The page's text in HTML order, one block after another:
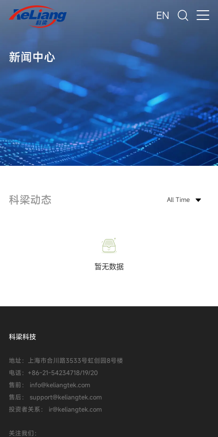
EN
新闻中心
科梁动态 All Time
暂无数据
科梁科技
地址：上海市合川路3533号虹创园8号楼
电话： +86-21-54234718/19/20
售前： info@keliangtek.com
售后： support@keliangtek.com
投资者关系： ir@keliangtek.com
关注我们：